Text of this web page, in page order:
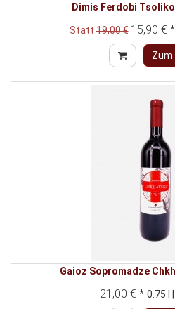
Dimis Ferdobi
Statt19,00 € 15,90 € *
Zum
Gaioz Sopromadze
21,00 € * 0.75 l